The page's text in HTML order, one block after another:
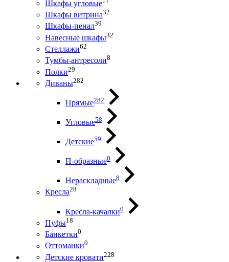
Шкафы угловые
Шкафы витрина32
Шкафы-пенал39
Навесные шкафы32
Стеллажи62
Тумбы-антресоли8
Полки29
Диваны282
Прямые282
Угловые58
Детские59
П-образные0
Нераскладные8
Кресла28
Кресла-качалки0
Пуфы18
Банкетки0
Оттоманки0
Детские кровати228